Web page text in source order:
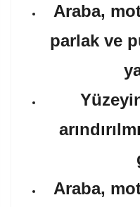
Araba,
parlak ve
Araba,